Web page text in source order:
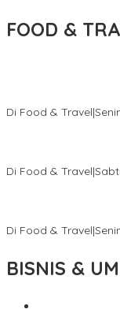
FOOD &
Di Food & Travel|
Di Food & Travel|
Di Food & Travel|
BISNIS &